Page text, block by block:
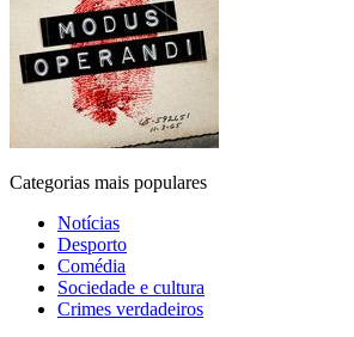
Categorias mais populares
Notícias
Desporto
Comédia
Sociedade e cultura
Crimes verdadeiros